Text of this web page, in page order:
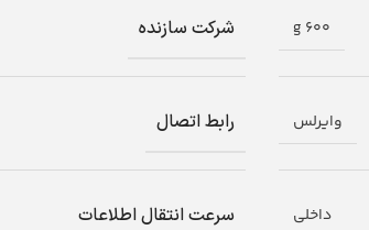
600 g شرکت سازنده
وایرلس رابط اتصال
داخلی سرعت انتقال اطلاعات